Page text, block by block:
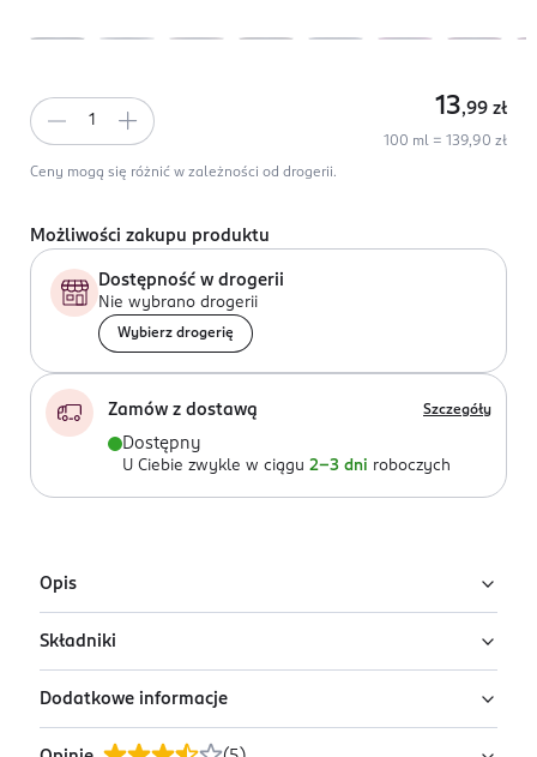
13,99 zł
100 ml = 139,90 zł
Ceny mogą się różnić w zależności od drogerii.
Możliwości zakupu produktu
Dostępność w drogerii
Nie wybrano drogerii
Wybierz drogerię
Zamów z dostawą Szczegóły
Dostępny
U Ciebie zwykle w ciągu 2-3 dni roboczych
Opis
Różowy lakier do paznokci Lacky Nails z linii Solar Gel
nr 22 candy z innowacyjną formułą łączącą w sobie
najlepsze cechy lakierów hybrydowych i tradycyjnych.
nadaje paznokciom połysku i niesamowitej
Składniki
Butyl Acetate, Ethyl Acetate, Nitrocellulose, Acetyl
Tributyl Citrate, Isopropyl Alcohol, Bis-HEMA Poly(1,4-
Dodatkowe informacje